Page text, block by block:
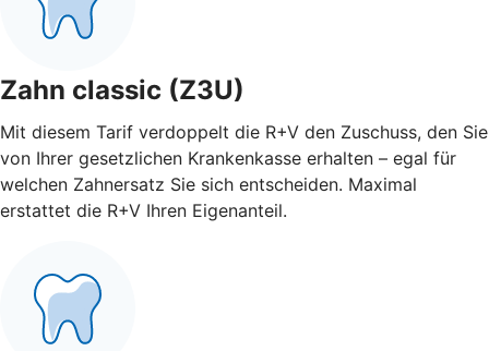
Zahn classic (Z3U)
Mit diesem Tarif verdoppelt die R+V den Zuschuss, den Sie
von Ihrer gesetzlichen Krankenkasse erhalten – egal für
welchen Zahnersatz Sie sich entscheiden. Maximal
erstattet die R+V Ihren Eigenanteil.